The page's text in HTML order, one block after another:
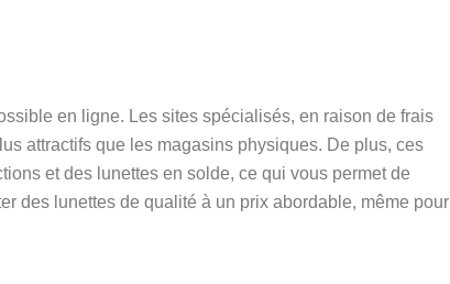
en ligne. Les sites spécialisés, en raison de frais
attractifs que les magasins physiques. De plus, ces
et des lunettes en solde, ce qui vous permet de
des lunettes de qualité à un prix abordable, même pour